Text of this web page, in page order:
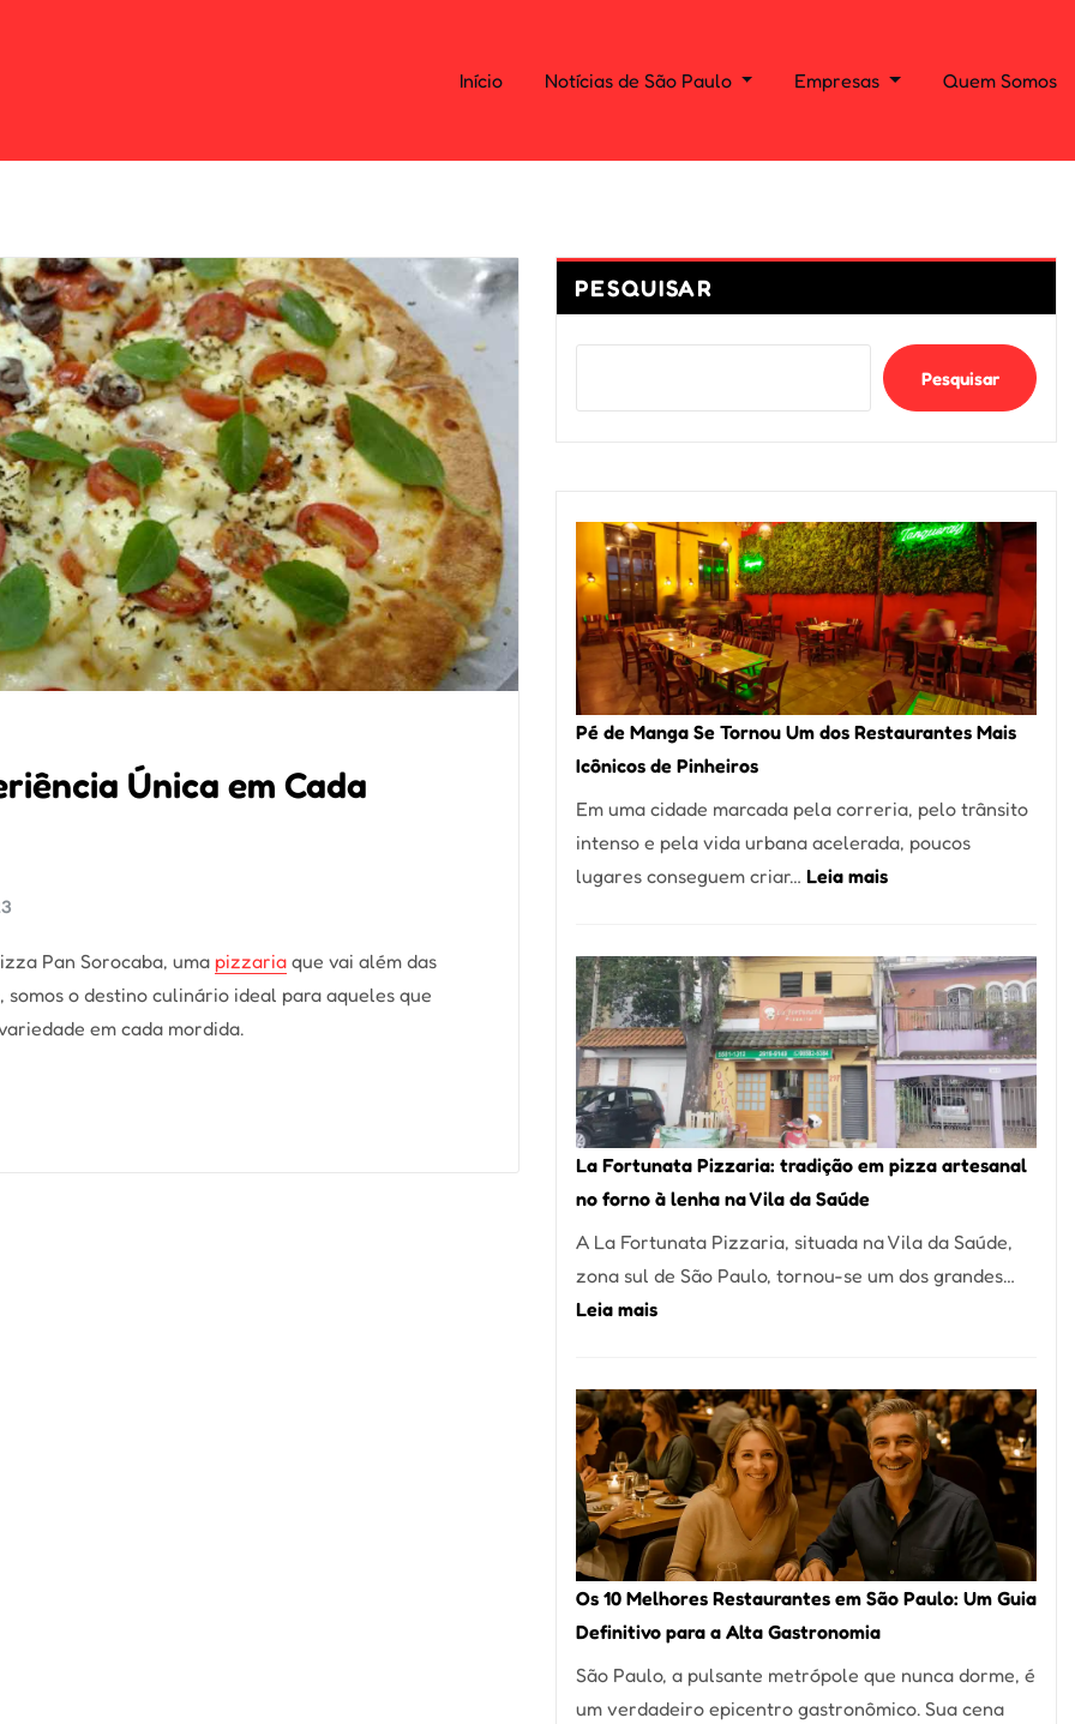
Início Notícias de São Paulo Empresas Quem Somos
Única em Cada
Pan Sorocaba, uma pizzaria que vai além das
o destino culinário ideal para aqueles que
em cada mordida.
PESQUISAR
Pesquisar
Pé de Manga Se Tornou Um dos Restaurantes Mais
Icônicos de Pinheiros
Em uma cidade marcada pela correria, pelo trânsito
intenso e pela vida urbana acelerada, poucos
lugares conseguem criar… Leia mais:
Manga
Se
Tornou
Um
dos
Restaurantes
Mais
de
Pinheiros
La Fortunata Pizzaria: tradição em pizza artesanal
no forno à lenha na Vila da Saúde
A La Fortunata Pizzaria, situada na Vila da Saúde,
zona sul de São Paulo, tornou-se um dos grandes…
Leia mais:
Pizzaria:
tradição
em
pizza
artesanal
no
forno
à
lenha
na
Os 10 Melhores Restaurantes em São Paulo: Um Guia
Definitivo para a Alta Gastronomia
São Paulo, a pulsante metrópole que nunca dorme, é
um verdadeiro epicentro gastronômico. Sua cena